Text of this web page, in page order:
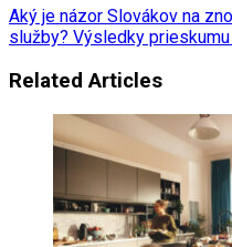
Aký je názor Slovákov na
služby? Výsledky
Related Articles